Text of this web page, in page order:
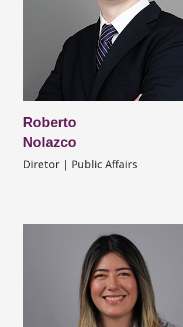
Roberto
Nolazco
Diretor | Public Affairs